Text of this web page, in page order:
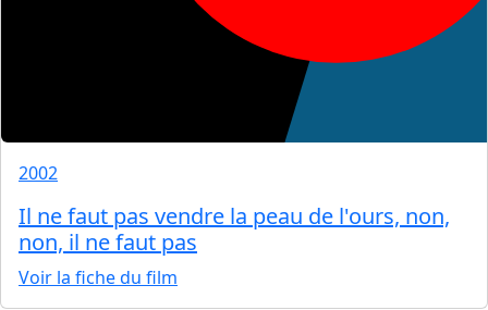
2002
Il ne faut pas vendre la peau de l'ours, non,
non, il ne faut pas
Voir la fiche du film